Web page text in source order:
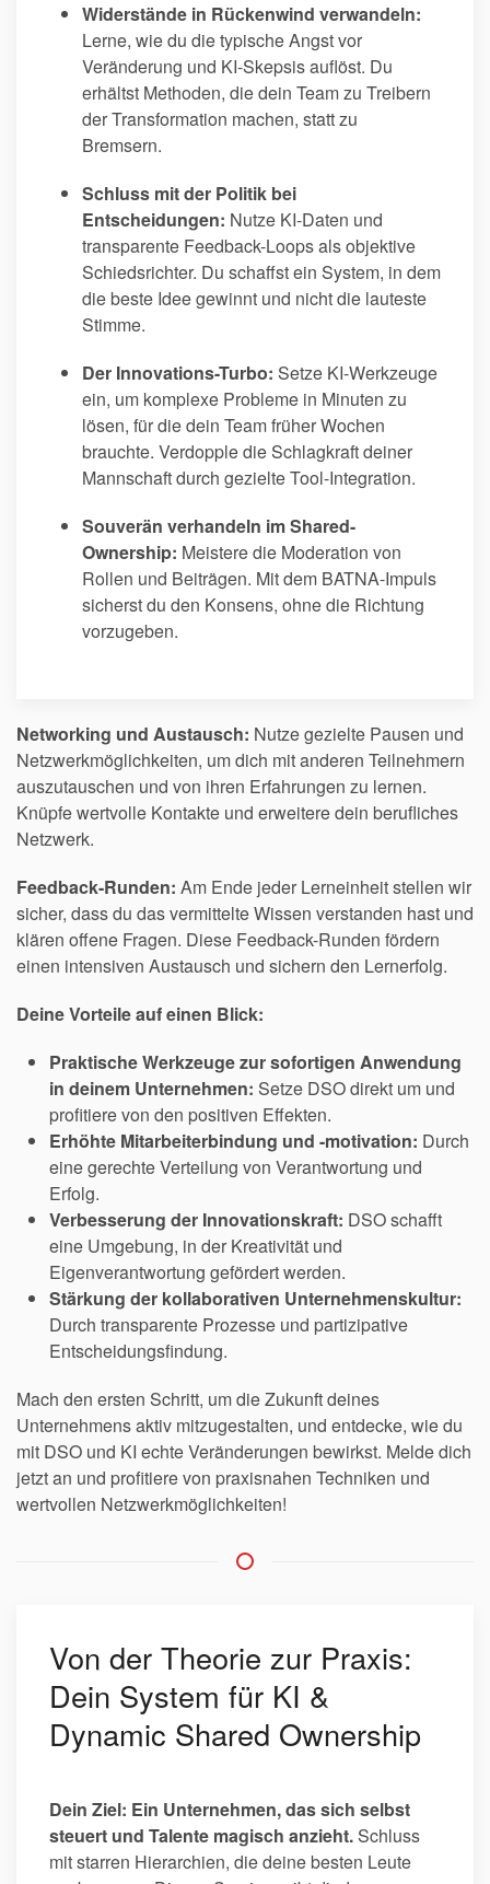
Widerstände in Rückenwind verwandeln:
Lerne, wie du die typische Angst vor
Veränderung und KI-Skepsis auflöst. Du
erhältst Methoden, die dein Team zu Treibern
der Transformation machen, statt zu
Bremsern.
Schluss mit der Politik bei
Entscheidungen: Nutze KI-Daten und
transparente Feedback-Loops als objektive
Schiedsrichter. Du schaffst ein System, in dem
die beste Idee gewinnt und nicht die lauteste
Stimme.
Der Innovations-Turbo: Setze KI-Werkzeuge
ein, um komplexe Probleme in Minuten zu
lösen, für die dein Team früher Wochen
brauchte. Verdopple die Schlagkraft deiner
Mannschaft durch gezielte Tool-Integration.
Souverän verhandeln im Shared-
Ownership: Meistere die Moderation von
Rollen und Beiträgen. Mit dem BATNA-Impuls
sicherst du den Konsens, ohne die Richtung
vorzugeben.
Networking und Austausch: Nutze gezielte Pausen und
Netzwerkmöglichkeiten, um dich mit anderen Teilnehmern
auszutauschen und von ihren Erfahrungen zu lernen.
Knüpfe wertvolle Kontakte und erweitere dein berufliches
Netzwerk.
Feedback-Runden: Am Ende jeder Lerneinheit stellen wir
sicher, dass du das vermittelte Wissen verstanden hast und
klären offene Fragen. Diese Feedback-Runden fördern
einen intensiven Austausch und sichern den Lernerfolg.
Deine Vorteile auf einen Blick:
Praktische Werkzeuge zur sofortigen Anwendung
in deinem Unternehmen: Setze DSO direkt um und
profitiere von den positiven Effekten.
Erhöhte Mitarbeiterbindung und -motivation: Durch
eine gerechte Verteilung von Verantwortung und
Erfolg.
Verbesserung der Innovationskraft: DSO schafft
eine Umgebung, in der Kreativität und
Eigenverantwortung gefördert werden.
Stärkung der kollaborativen Unternehmenskultur:
Durch transparente Prozesse und partizipative
Entscheidungsfindung.
Mach den ersten Schritt, um die Zukunft deines
Unternehmens aktiv mitzugestalten, und entdecke, wie du
mit DSO und KI echte Veränderungen bewirkst. Melde dich
jetzt an und profitiere von praxisnahen Techniken und
wertvollen Netzwerkmöglichkeiten!
Von der Theorie zur Praxis:
Dein System für KI &
Dynamic Shared Ownership
Dein Ziel: Ein Unternehmen, das sich selbst
steuert und Talente magisch anzieht.Schluss
mit starren Hierarchien, die deine besten Leute